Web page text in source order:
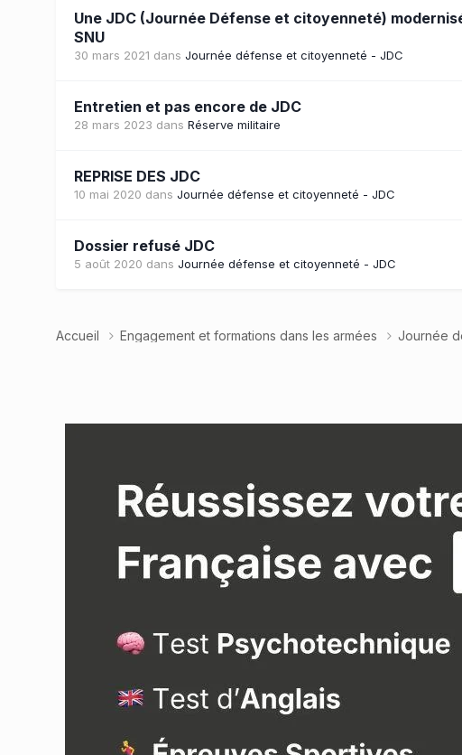
Une JDC (Journée Défense et citoyenneté)
SNU
30 mars 2021 dans Journée défense et citoyenneté - JDC
Entretien et pas encore de JDC
28 mars 2023 dans Réserve militaire
REPRISE DES JDC
10 mai 2020 dans Journée défense et citoyenneté - JDC
Dossier refusé JDC
5 août 2020 dans Journée défense et citoyenneté - JDC
Accueil Engagement et formations dans les armées Journée